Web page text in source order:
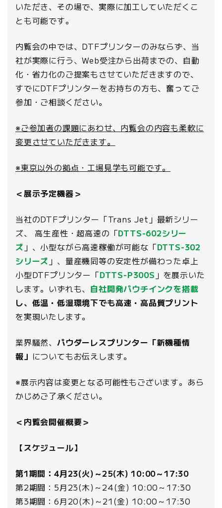
いただき、その場で、実際に加工していただくこ
とも可能です。
内覧会の中では、DTFプリンターのみならず、当
社が実際に行う、Web受注から出荷までの、自動
化・省力化のご提案もさせていただきますので、
すでにDTFプリンターをお持ちの方も、奮ってご
参加・ご相談ください。
※ご参加者の課題にあわせ、内覧会の内容も柔軟に
変更させていただきます。
※東京以外の拠点・工場見学も可能です。
＜展示予定機器＞
当社のDTFプリンター「Trans Jet」最新シリー
ズ、 高生産性・超高速の「DTTS-602シリー
ズ 」、小型ながら高速稼働が可能な「DTTS-302
シリーズ 」、量産機同等の安定性が備わった卓上
小型DTFプリンター「DTTS-P300S 」を展示いた
します。いずれも、 自社開発パウチインクを搭載
し、低温・低湿環境下でも高速・高品質プリント
を実現いたします。
業界騒然、 パウダーレスプリンター「新機種情
報」 についてもお伝えします。
※展示内容は変更となる可能性もございます。あら
かじめご了承ください。
＜内覧会開催概要＞
【スケジュール】
第1期間：4月23(火)～25(木) 10:00～17:30
第2期間：5月23(木)～24(金) 10:00～17:30
第3期間：6月20(木)～21(金) 10:00～17:30